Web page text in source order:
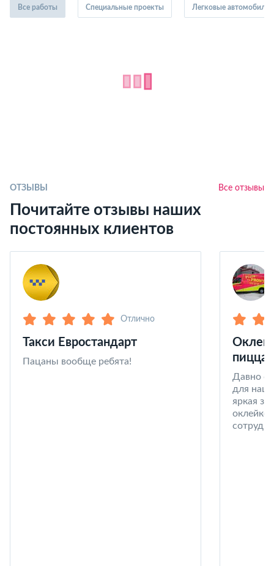
Все работы Специальные проекты Легковые автомобили
ОТЗЫВЫ Все отзывы
Почитайте отзывы наших
постоянных клиентов
Отлично
Такси Евростандарт
Пацаны вообще ребята!
пицца
Давно
для
яркая
оклейке